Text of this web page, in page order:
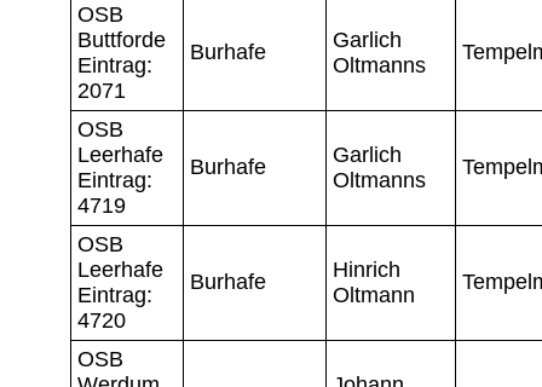
OSB
Buttforde
Eintrag:
2071
Burhafe
Garlich
Oltmanns
OSB
Leerhafe
Eintrag:
4719
Burhafe
Garlich
Oltmanns
OSB
Leerhafe
Eintrag:
4720
Burhafe
Hinrich
Oltmann
OSB